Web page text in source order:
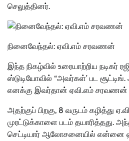
செலுத்தினர்.
நினைவேந்தல்: ஏவி.எம் சரவணன்
இந்த நிகழ்வில் உரையாற்றிய நடிகர்
ஸ்டுடியோவில் “அவர்கள்’ பட
எனக்கு இவர்தான் ஏவி.எம் சரவணன்
அதற்குப் பிறகு, 8 வருடம் கழித்து
முரட்டுக்காளை படம் தயாரித்தது.
செட்டியார் ஆலோசனையில் என்னை